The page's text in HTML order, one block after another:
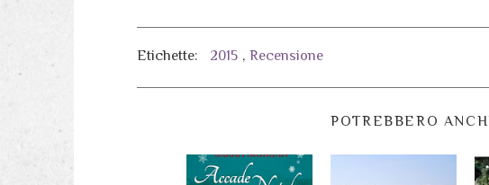
Etichette: 2015 , Recensione
POTREBBERO